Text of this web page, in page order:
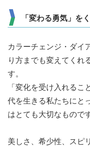
「変わる勇気」を
カラーチェンジ・ダイ
り方までも変えてくれ
す。
「変化を受け入れる
代を生きる私たちにと
はとても大切なもので
美しさ、希少性、スピ